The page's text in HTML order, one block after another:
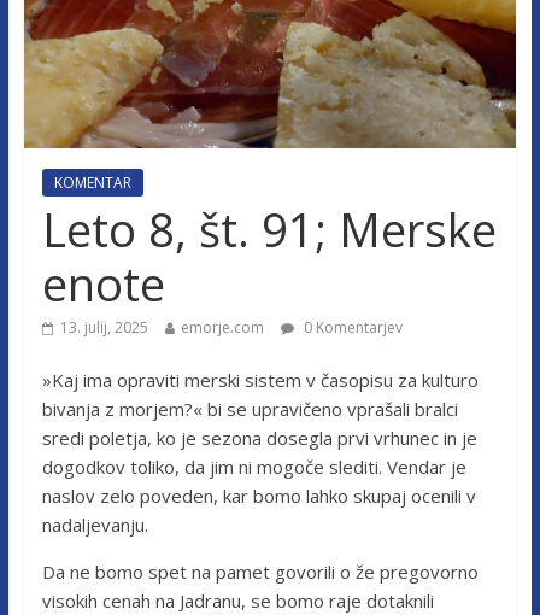
KOMENTAR
Leto 8, št. 91; Merske
enote
13. julij, 2025 emorje.com 0 Komentarjev
»Kaj ima opraviti merski sistem v časopisu za kulturo
bivanja z morjem?« bi se upravičeno vprašali bralci
sredi poletja, ko je sezona dosegla prvi vrhunec in je
dogodkov toliko, da jim ni mogoče slediti. Vendar je
naslov zelo poveden, kar bomo lahko skupaj ocenili v
nadaljevanju.
Da ne bomo spet na pamet govorili o že pregovorno
visokih cenah na Jadranu, se bomo raje dotaknili